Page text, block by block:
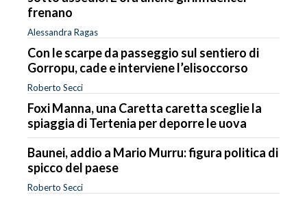
frenano
Alessandra Ragas
Con le scarpe da passeggio sul sentiero di
Gorropu, cade e interviene l’elisoccorso
Roberto Secci
Foxi Manna, una Caretta caretta sceglie la
spiaggia di Tertenia per deporre le uova
Baunei, addio a Mario Murru: figura politica di
spicco del paese
Roberto Secci